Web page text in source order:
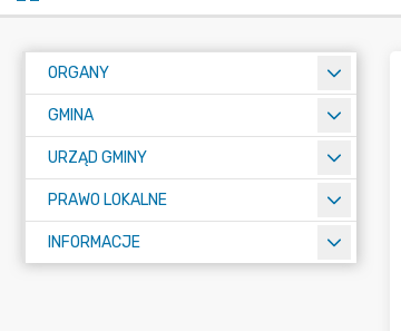
ORGANY
GMINA
URZĄD GMINY
PRAWO LOKALNE
INFORMACJE